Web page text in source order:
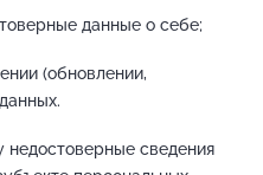
данные о себе;
(обновлении,
сведения